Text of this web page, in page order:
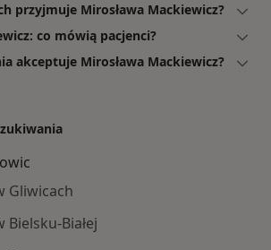
przyjmuje Mirosława Mackiewicz?
co mówią pacjenci?
akceptuje Mirosława Mackiewicz?
Gliwicach
Białej